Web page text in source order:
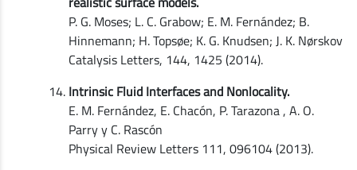
P. G. Moses; L. C. Grabow; E. M. Fernández; B.
Hinnemann; H. Topsøe; K. G. Knudsen; J. K. Nørskov
Catalysis Letters, 144, 1425 (2014).
Intrinsic Fluid Interfaces and Nonlocality.
E. M. Fernández, E. Chacón, P. Tarazona , A. O.
Parry y C. Rascón
Physical Review Letters 111, 096104 (2013).